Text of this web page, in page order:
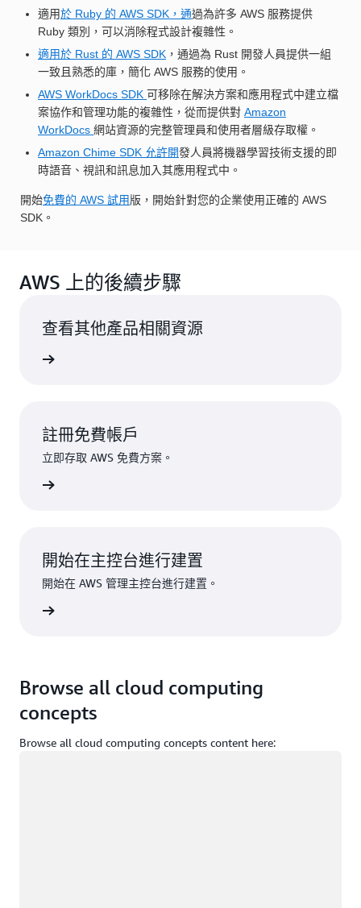
適用於 Ruby 的 AWS SDK，通過為許多 AWS 服務提供
Ruby 類別，可以消除程式設計複雜性。
適用於 Rust 的 AWS SDK ，通過為 Rust 開發人員提供一組
一致且熟悉的庫，簡化 AWS 服務的使用。
AWS WorkDocs SDK 可移除在解決方案和應用程式中建立檔
案協作和管理功能的複雜性，從而提供對 Amazon
WorkDocs 網站資源的完整管理員和使用者層級存取權。
Amazon Chime SDK 允許開發人員將機器學習技術支援的即
時語音、視訊和訊息加入其應用程式中。
開始免費的 AWS 試用版，開始針對您的企業使用正確的 AWS
SDK。
AWS 上的後續步驟
查看其他產品相關資源
註冊免費帳戶
立即存取 AWS 免費方案。
開始在主控台進行建置
開始在 AWS 管理主控台進行建置。
Browse all cloud computing
concepts
Browse all cloud computing concepts content here: